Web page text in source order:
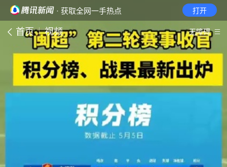
· 获取全网一手热点 打开
首页 视频 无障碍